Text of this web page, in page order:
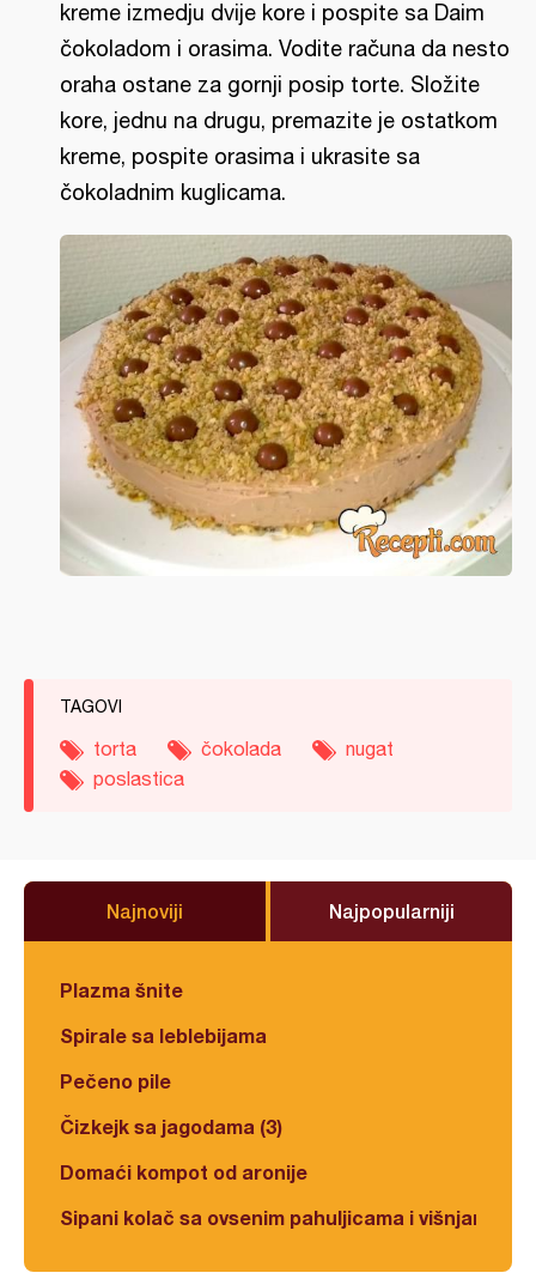
kreme izmedju dvije kore i pospite sa Daim
čokoladom i orasima. Vodite računa da nesto
oraha ostane za gornji posip torte. Složite
kore, jednu na drugu, premazite je ostatkom
kreme, pospite orasima i ukrasite sa
čokoladnim kuglicama.
TAGOVI
torta čokolada
nugat
poslastica
Najnoviji Najpopularniji
Plazma šnite
Spirale sa leblebijama
Pečeno pile
Čizkejk sa jagodama (3)
Domaći kompot od aronije
Sipani kolač sa ovsenim pahuljicama i višnjama